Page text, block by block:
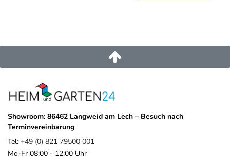
Showroom: 86462 Langweid am Lech – Besuch nach
Terminvereinbarung
Tel: +49 (0) 821 79500 001
Mo-Fr 08:00 - 12:00 Uhr